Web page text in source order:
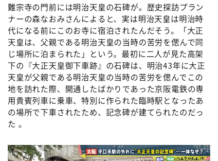
難宗寺の門前には明治天皇の石碑が。歴史探訪プラン
ナーの森なおみさんによると、実は明治天皇は明治時
代になる前にこのお寺に宿泊されたんだそう。「大正
天皇は、父親である明治天皇の当時の苦労を偲んで同
じ場所に泊まられた」という。最初に二人が見た高架
下の『大正天皇御下車跡』の石碑は、明治43年に大正
天皇が父親である明治天皇の当時の苦労を偲んでこの
地を訪れた際、開通したばかりであった京阪電鉄の専
用貴賓列車に乗車、特別に作られた臨時駅となったあ
の場所で下車されたため、記念碑が建てられたのだっ
た 。